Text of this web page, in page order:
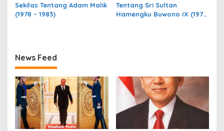
Sekilas Tentang Adam Malik
(1978 – 1983)
Tentang Sri Sultan
Hamengku Buwono IX (1973
News Feed